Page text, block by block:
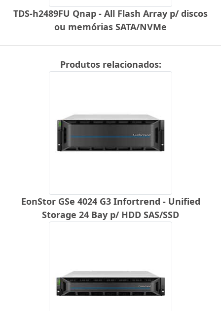
TDS-h2489FU Qnap - All Flash Array p/ discos
ou memórias SATA/NVMe
Produtos relacionados:
EonStor GSe 4024 G3 Infortrend - Unified
Storage 24 Bay p/ HDD SAS/SSD